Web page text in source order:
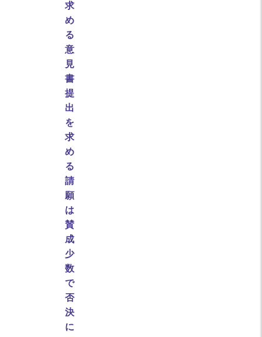
求
め
る
意
見
書
提
出
を
求
め
る
請
願
は
賛
成
少
数
で
否
決
に